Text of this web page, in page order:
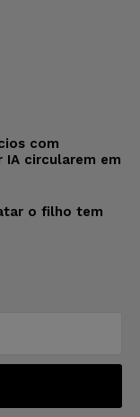
com
circularem em
o filho tem